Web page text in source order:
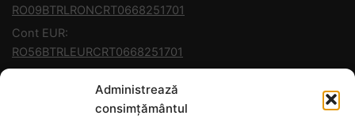
Administrează
consimțământul
RO09BTRLRONCRT0668251701
Cont EUR:
RO56BTRLEURCRT0668251701